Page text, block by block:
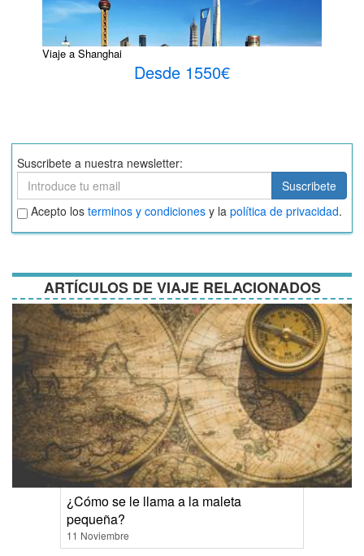
Viaje a Shanghai
Desde 1550€
Suscribete a nuestra newsletter:
Suscribete
Suscribete
Aceptar
términos
y
Acepto los terminos y condiciones y la política de privacidad.
ARTÍCULOS DE VIAJE RELACIONADOS
¿Cómo se le llama a la maleta
pequeña?
11 Noviembre